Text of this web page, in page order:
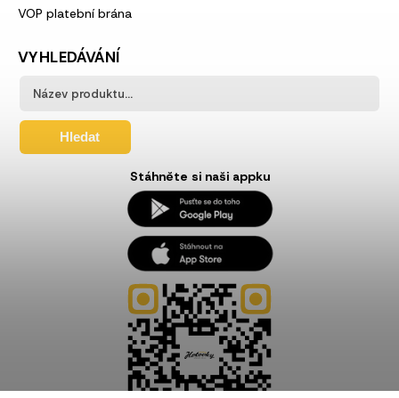
VOP platební brána
VYHLEDÁVÁNÍ
Hledat
Stáhněte si naši appku